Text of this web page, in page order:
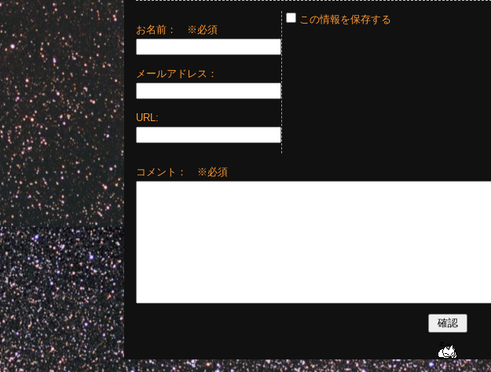
お名前： ※必須
メールアドレス：
URL:
この情報を保存する
コメント： ※必須